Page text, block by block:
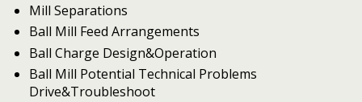
Mill Separations
Ball Mill Feed Arrangements
Ball Charge Design&Operation
Ball Mill Potential Technical Problems
Drive&Troubleshoot